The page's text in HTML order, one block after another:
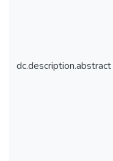
dc.description.abstract